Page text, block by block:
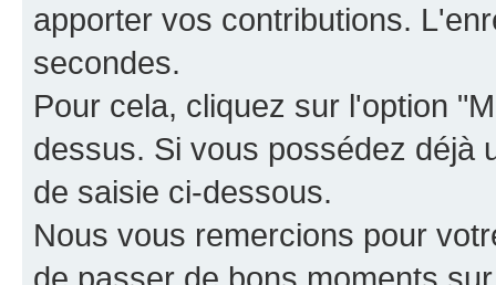
apporter vos contributions.
secondes.
Pour cela, cliquez sur l'option
dessus. Si vous possédez déjà
de saisie ci-dessous.
Nous vous remercions pour